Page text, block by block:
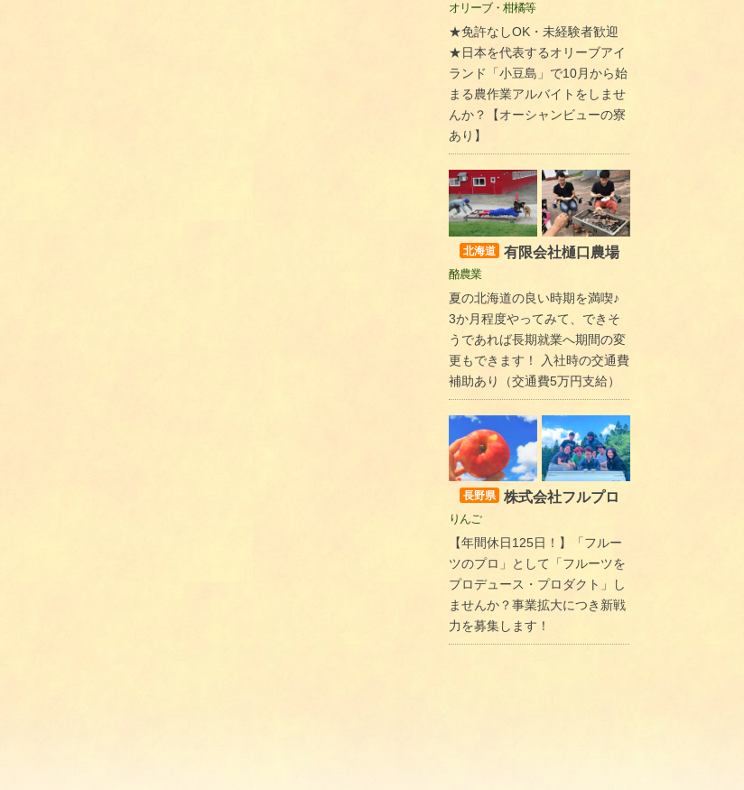
オリーブ・柑橘等
★免許なしOK・未経験者歓迎
★日本を代表するオリーブアイ
ランド「小豆島」で10月から始
まる農作業アルバイトをしませ
んか？【オーシャンビューの寮
あり】
北海道 有限会社樋口農場
酪農業
夏の北海道の良い時期を満喫♪
3か月程度やってみて、できそ
うであれば長期就業へ期間の変
更もできます！ 入社時の交通費
補助あり（交通費5万円支給）
長野県 株式会社フルプロ
りんご
【年間休日125日！】「フルー
ツのプロ」として「フルーツを
プロデュース・プロダクト」し
ませんか？事業拡大につき新戦
力を募集します！